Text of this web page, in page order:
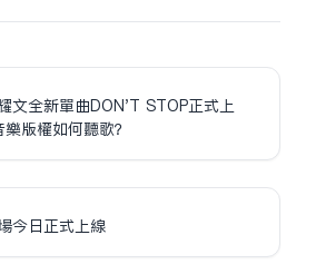
文全新單曲DON'T STOP正式上
版權如何聽歌？
今日正式上線